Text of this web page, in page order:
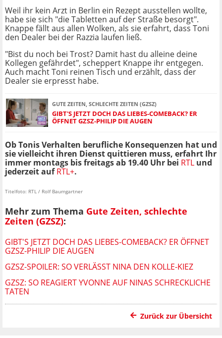
Weil ihr kein Arzt in Berlin ein Rezept ausstellen wollte,
habe sie sich "die Tabletten auf der Straße besorgt".
Knappe fällt aus allen Wolken, als sie erfahrt, dass Toni
den Dealer bei der Razzia laufen ließ.
"Bist du noch bei Trost? Damit hast du alleine deine
Kollegen gefährdet", scheppert Knappe ihr entgegen.
Auch macht Toni reinen Tisch und erzählt, dass der
Dealer sie erpresst habe.
GUTE ZEITEN, SCHLECHTE ZEITEN (GZSZ)
GIBT'S JETZT DOCH DAS LIEBES-COMEBACK? ER
ÖFFNET GZSZ-PHILIP DIE AUGEN
Ob Tonis Verhalten berufliche Konsequenzen hat und
sie vielleicht ihren Dienst quittieren muss, erfahrt Ihr
immer montags bis freitags ab 19.40 Uhr bei RTL und
jederzeit aufRTL+.
Titelfoto: RTL / Rolf Baumgartner
Mehr zum Thema Gute Zeiten, schlechte
Zeiten (GZSZ):
GIBT'S JETZT DOCH DAS LIEBES-COMEBACK? ER ÖFFNET
GZSZ-PHILIP DIE AUGEN
GZSZ-SPOILER: SO VERLÄSST NINA DEN KOLLE-KIEZ
GZSZ: SO REAGIERT YVONNE AUF NINAS SCHRECKLICHE
TATEN
Zurück zur Übersicht